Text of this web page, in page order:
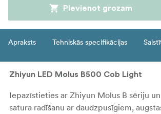
Pievienot grozam
Apraksts Tehniskās specifikācijas
Zhiyun LED Molus B500 Cob Light
Iepazīstieties ar Zhiyun Molus B sēriju
satura radīšanu ar daudzpusīgiem,